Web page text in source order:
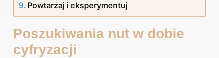
Powtarzaj i eksperymentuj
Poszukiwania nut w dobie
cyfryzacji